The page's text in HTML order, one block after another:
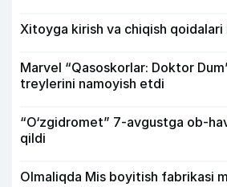
Xitoyga kirish va chiqish
Marvel “Qasoskorlar: Doktor
treylerini namoyish etdi
“O‘zgidromet” 7-avgustga ob-
qildi
Olmaliqda Mis boyitish fabrikasi